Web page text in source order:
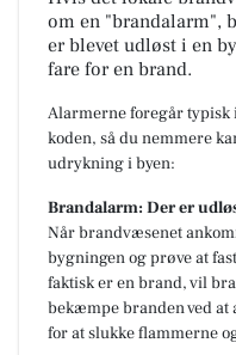
om en "brandalarm",
er blevet udløst i en
fare for en brand.
Alarmerne foregår typisk
koden, så du nemmere
udrykning i byen:
Brandalarm: Der er
Når brandvæsenet
bygningen og prøve at
faktisk er en brand, vil
bekæmpe branden ved at
for at slukke flammerne